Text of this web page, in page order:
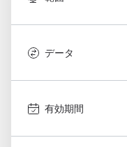
データ
有効期間